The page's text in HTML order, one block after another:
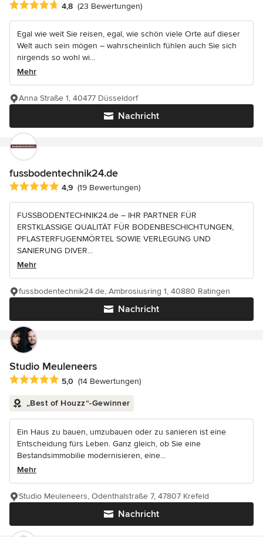
Durchschnittliche Bewertung: 4.8 von 5 Sternen
4,8 (23 Bewertungen)
Egal wie weit Sie reisen, egal, wie schön viele Orte auf dieser
Welt auch sein mögen – wahrscheinlich fühlen auch Sie sich
nirgends so wohl wi...
Mehr
Nachricht
Anna Straße 1, 40477 Düsseldorf
fussbodentechnik24.de
Durchschnittliche Bewertung: 4.9 von 5 Sternen
4,9 (19 Bewertungen)
FUSSBODENTECHNIK24.de – IHR PARTNER FÜR
ERSTKLASSIGE QUALITÄT FÜR BODENBESCHICHTUNGEN,
PFLASTERFUGENMÖRTEL SOWIE VERLEGUNG UND
SANIERUNG DIVER...
Mehr
Nachricht
fussbodentechnik24.de, Ambrosiusring 1, 40880 Ratingen
Studio Meuleneers
Durchschnittliche Bewertung: 5 von 5 Sternen
5,0 (14 Bewertungen)
„Best of Houzz“-Gewinner
Ein Haus zu bauen, umzubauen oder zu sanieren ist eine
Entscheidung fürs Leben. Ganz gleich, ob Sie eine
Bestandsimmobilie modernisieren, eine...
Mehr
Nachricht
Studio Meuleneers, Odenthalstraße 7, 47807 Krefeld